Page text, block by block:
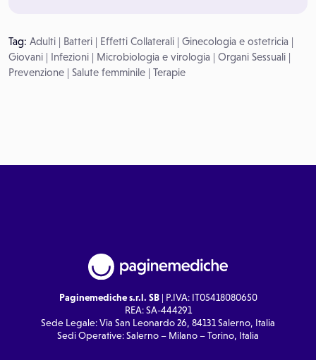
Tag: Adulti | Batteri | Effetti Collaterali | Ginecologia e ostetricia |
Giovani | Infezioni | Microbiologia e virologia | Organi Sessuali |
Prevenzione | Salute femminile | Terapie
Paginemediche s.r.l. SB| P.IVA: IT05418080650
REA: SA-444291
Sede Legale: Via San Leonardo 26, 84131 Salerno, Italia
Sedi Operative: Salerno – Milano – Torino, Italia